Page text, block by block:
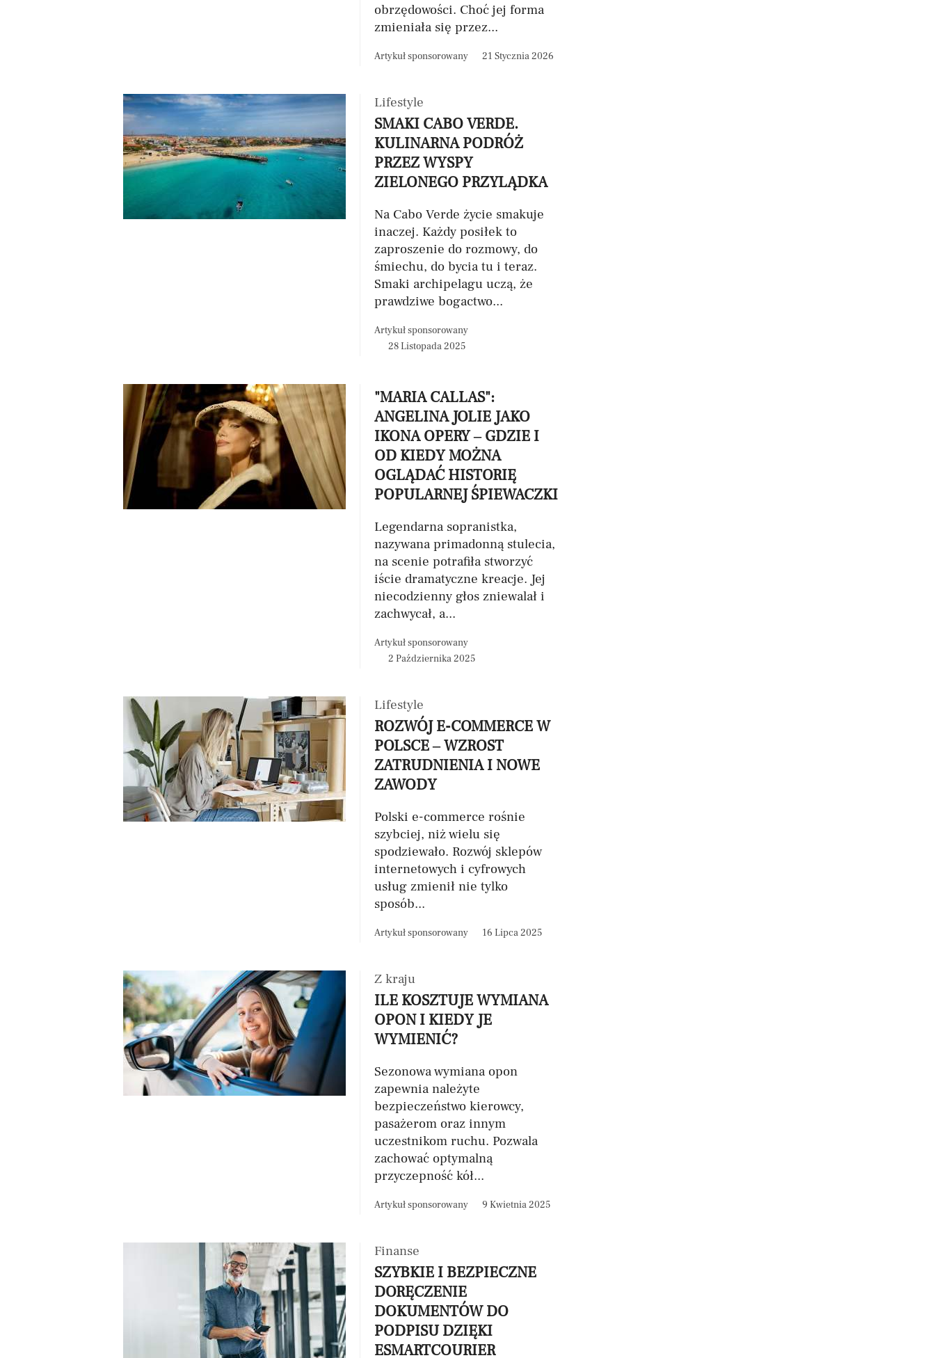
obrzędowości. Choć jej forma
zmieniała się przez...
Artykuł sponsorowany 21 Stycznia 2026
Lifestyle
SMAKI CABO VERDE.
KULINARNA PODRÓŻ
PRZEZ WYSPY
ZIELONEGO PRZYLĄDKA
Na Cabo Verde życie smakuje
inaczej. Każdy posiłek to
zaproszenie do rozmowy, do
śmiechu, do bycia tu i teraz.
Smaki archipelagu uczą, że
prawdziwe bogactwo...
Artykuł sponsorowany
28 Listopada 2025
"MARIA CALLAS":
ANGELINA JOLIE JAKO
IKONA OPERY – GDZIE I
OD KIEDY MOŻNA
OGLĄDAĆ HISTORIĘ
POPULARNEJ ŚPIEWACZKI
Legendarna sopranistka,
nazywana primadonną stulecia,
na scenie potrafiła stworzyć
iście dramatyczne kreacje. Jej
niecodzienny głos zniewalał i
zachwycał, a...
Artykuł sponsorowany
2 Października 2025
Lifestyle
ROZWÓJ E-COMMERCE W
POLSCE – WZROST
ZATRUDNIENIA I NOWE
ZAWODY
Polski e-commerce rośnie
szybciej, niż wielu się
spodziewało. Rozwój sklepów
internetowych i cyfrowych
usług zmienił nie tylko
sposób...
Artykuł sponsorowany 16 Lipca 2025
Z kraju
ILE KOSZTUJE WYMIANA
OPON I KIEDY JE
WYMIENIĆ?
Sezonowa wymiana opon
zapewnia należyte
bezpieczeństwo kierowcy,
pasażerom oraz innym
uczestnikom ruchu. Pozwala
zachować optymalną
przyczepność kół...
Artykuł sponsorowany 9 Kwietnia 2025
Finanse
SZYBKIE I BEZPIECZNE
DORĘCZENIE
DOKUMENTÓW DO
PODPISU DZIĘKI
ESMARTCOURIER